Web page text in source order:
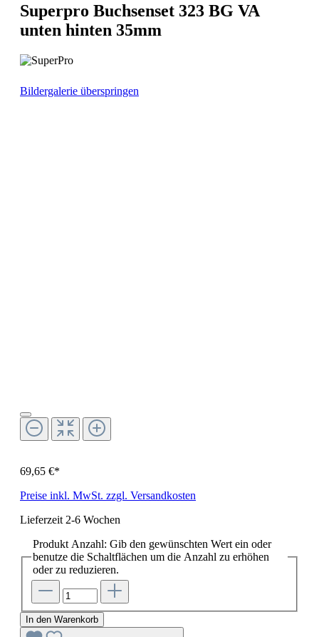
Superpro Buchsenset 323 BG VA
unten hinten 35mm
Bildergalerie überspringen
69,65 €*
Preise inkl. MwSt. zzgl. Versandkosten
Lieferzeit 2-6 Wochen
Produkt Anzahl: Gib den gewünschten Wert ein oder
benutze die Schaltflächen um die Anzahl zu erhöhen
oder zu reduzieren.
In den Warenkorb